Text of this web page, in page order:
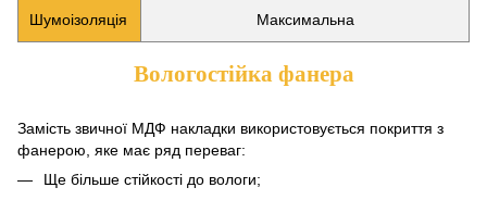
Шумоізоляція Максимальна
Вологостійка фанера
Замість звичної МДФ накладки використовується покриття з
фанерою, яке має ряд переваг:
Ще більше стійкості до вологи;